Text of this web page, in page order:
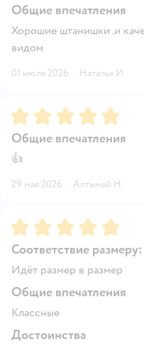
Общие впечатления
Хорошие штанишки .и
видом
01 июля 2026 · Наталья И.
Рейтинг:5
Общие впечатления
👍
29 мая 2026 · Алтынай Н.
Рейтинг:5
Соответствие размеру:
Идёт размер в размер
Общие впечатления
Классные
Достоинства